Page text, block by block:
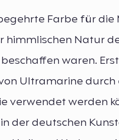
Farbe für
Natur
waren.
Ultramarine
verwendet werden
der deutschen